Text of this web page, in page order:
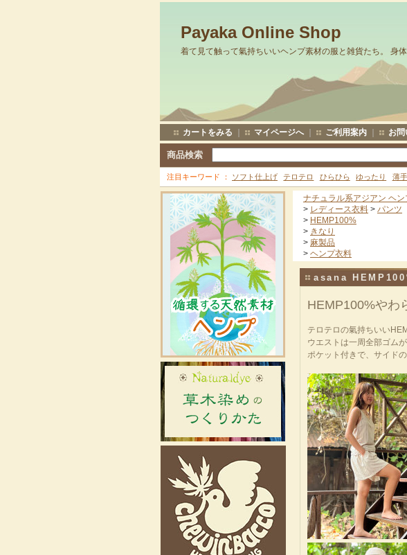
Payaka Online Shop
着て見て触って氣持ちいいヘンプ素材の服と雑貨たち。 身
カートをみる マイページへ｜ ご利用案内 お問
商品検索
注目キーワード ソフト仕上げ テロテロ ひらひら ゆったり 薄手
ナチュラル系アジアン ヘン
> レディース衣料 > パンツ
> HEMP100%
> きなり
> 麻製品
> ヘンプ衣料
asana
HEMP100%やわ
テロテロの氣持ちいい
ウエストは一周全部ゴム
ポケット付きで、サイド